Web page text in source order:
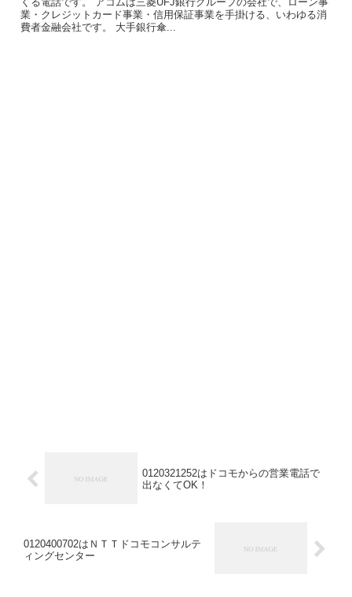
業・クレジットカード事業・信用保証事業を手掛ける、いわゆる消
費者金融会社です。 大手銀行傘...
0120321252はドコモからの営業電話で
出なくてOK！
0120400702はＮＴＴドコモコンサルテ
ィングセンター